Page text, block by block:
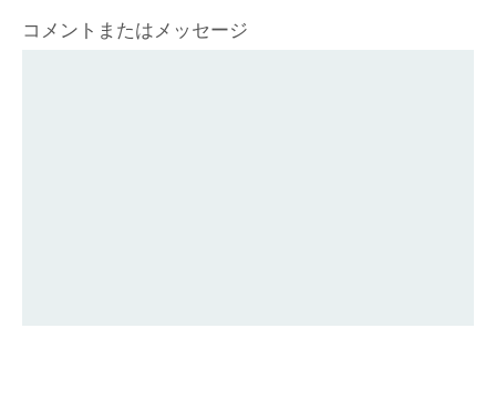
コメントまたはメッセージ